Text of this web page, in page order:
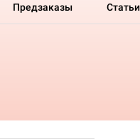
Предзаказы Статьи